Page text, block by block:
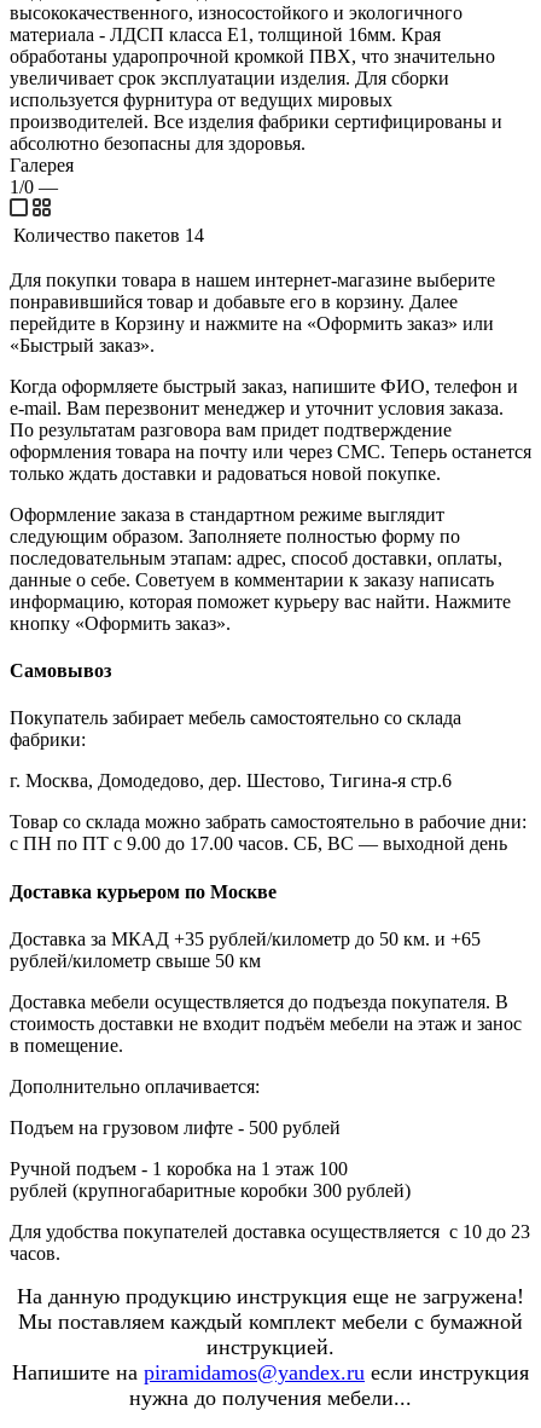
высококачественного, износостойкого и экологичного
материала - ЛДСП класса Е1, толщиной 16мм. Края
обработаны ударопрочной кромкой ПВХ, что значительно
увеличивает срок эксплуатации изделия. Для сборки
используется фурнитура от ведущих мировых
производителей. Все изделия фабрики сертифицированы и
абсолютно безопасны для здоровья.
Галерея
1/0 —
Количество пакетов 14
Для покупки товара в нашем интернет-магазине выберите
понравившийся товар и добавьте его в корзину. Далее
перейдите в Корзину и нажмите на «Оформить заказ» или
«Быстрый заказ».
Когда оформляете быстрый заказ, напишите ФИО, телефон и
e-mail. Вам перезвонит менеджер и уточнит условия заказа.
По результатам разговора вам придет подтверждение
оформления товара на почту или через СМС. Теперь останется
только ждать доставки и радоваться новой покупке.
Оформление заказа в стандартном режиме выглядит
следующим образом. Заполняете полностью форму по
последовательным этапам: адрес, способ доставки, оплаты,
данные о себе. Советуем в комментарии к заказу написать
информацию, которая поможет курьеру вас найти. Нажмите
кнопку «Оформить заказ».
Самовывоз
Покупатель забирает мебель самостоятельно со склада
фабрики:
г. Москва, Домодедово, дер. Шестово, Тигина-я стр.6
Товар со склада можно забрать самостоятельно в рабочие дни:
с ПН по ПТ с 9.00 до 17.00 часов. СБ, ВС — выходной день
Доставка курьером по Москве
Доставка за МКАД +35 рублей/километр до 50 км. и +65
рублей/километр свыше 50 км
Доставка мебели осуществляется до подъезда покупателя. В
стоимость доставки не входит подъём мебели на этаж и занос
в помещение.
Дополнительно оплачивается:
Подъем на грузовом лифте - 500 рублей
Ручной подъем - 1 коробка на 1 этаж 100
рублей (крупногабаритные коробки 300 рублей)
Для удобства покупателей доставка осуществляется с 10 до 23
часов.
На данную продукцию инструкция еще не загружена!
Мы поставляем каждый комплект мебели с бумажной
инструкцией.
Напишите на piramidamos@yandex.ru если инструкция
нужна до получения мебели...